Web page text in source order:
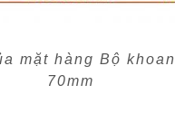
mặt hàng Bộ
70mm